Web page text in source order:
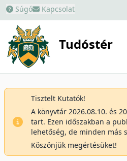
Súgó Kapcsolat
Tudóstér
Tisztelt Kutatók!
A könyvtár 2026.08.10. és
tart. Ezen időszakban a
lehetőség, de minden más
Köszönjük megértésüket!